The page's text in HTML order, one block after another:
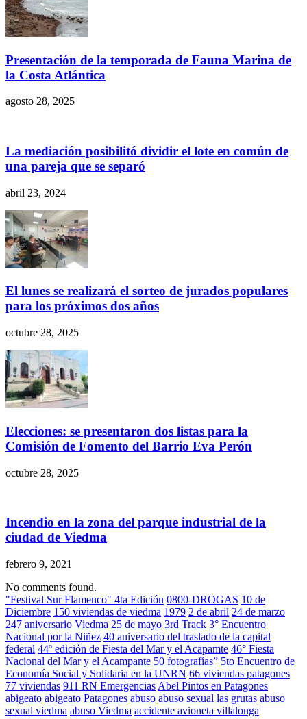
Presentación de la temporada de Fauna Marina de
la Costa Atlántica
agosto 28, 2025
La mediación posibilitó dividir el lote en común de
una pareja que se separó
abril 23, 2024
El lunes se realizará el sorteo de jurados populares
para los próximos dos años
octubre 28, 2025
Elecciones: se presentaron dos listas para la
Comisión de Fomento del Barrio Eva Perón
octubre 28, 2025
Incendio en la zona del parque industrial de la
ciudad de Viedma
febrero 9, 2021
No comments found.
"Festival Sur Flamenco" 4ta Edición 0800-DROGAS 10 de
Diciembre 150 viviendas de viedma 1979 2 de abril 24 de marzo
247 aniversario Viedma 25 de mayo 3rd Track 3° Encuentro
Nacional por la Niñez 40 aniversario del traslado de la capital
federal 44º edición de Fiesta del Mar y el Acapamte 46° Fiesta
Nacional del Mar y el Acampante 50 fotografías” 5to Encuentro de
Economía Social y Solidaria en la UNRN 66 viviendas patagones
77 viviendas 911 RN Emergencias Abel Pintos en Patagones
abigeato abigeato Patagones abuso abuso sexual las grutas abuso
sexual viedma abuso Viedma accidente avioneta villalonga